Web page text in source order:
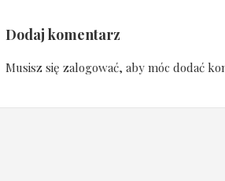
Dodaj komentarz
Musisz się zalogować, aby móc dodać